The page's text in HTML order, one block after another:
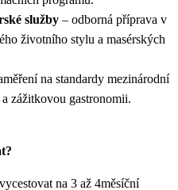
služby – odborná příprava v
životního stylu a masérských
na standardy mezinárodní
zážitkovou gastronomii.
na 3 až 4měsíční